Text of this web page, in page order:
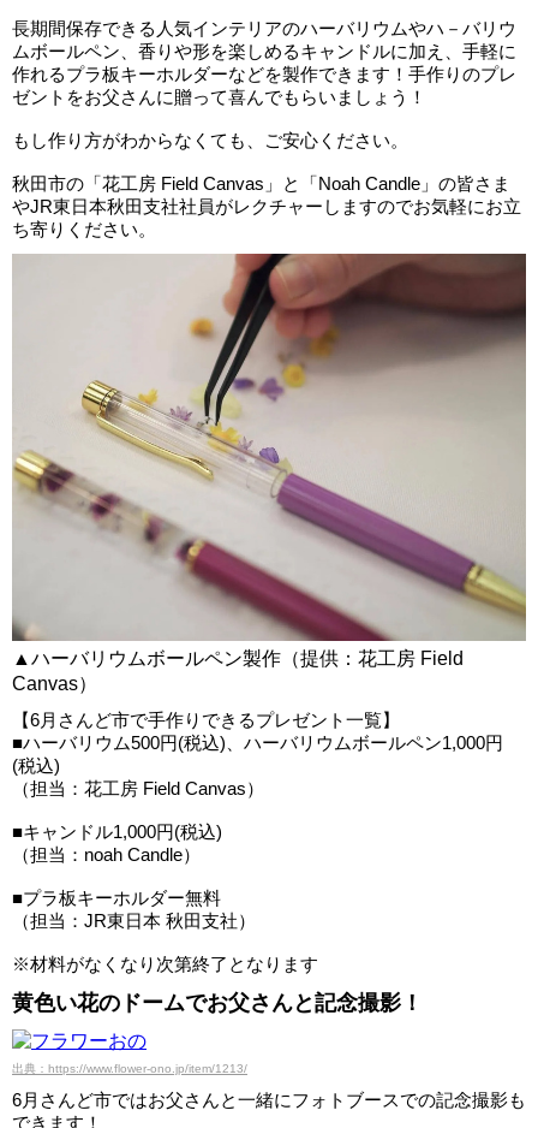
長期間保存できる人気インテリアのハーバリウムやハ－バリウ
ムボールペン、香りや形を楽しめるキャンドルに加え、手軽に
作れるプラ板キーホルダーなどを製作できます！手作りのプレ
ゼントをお父さんに贈って喜んでもらいましょう！
もし作り方がわからなくても、ご安心ください。
秋田市の「花工房 Field Canvas」と「Noah Candle」の皆さま
やJR東日本秋田支社社員がレクチャーしますのでお気軽にお立
ち寄りください。
▲ハーバリウムボールペン製作（提供：花工房 Field
Canvas）
【6月さんど市で手作りできるプレゼント一覧】
■ハーバリウム500円(税込)、ハーバリウムボールペン1,000円
(税込)
（担当：花工房 Field Canvas）
■キャンドル1,000円(税込)
（担当：noah Candle）
■プラ板キーホルダー無料
（担当：JR東日本 秋田支社）
※材料がなくなり次第終了となります
黄色い花のドームでお父さんと記念撮影！
出典：https://www.flower-ono.jp/item/1213/
6月さんど市ではお父さんと一緒にフォトブースでの記念撮影も
できます！